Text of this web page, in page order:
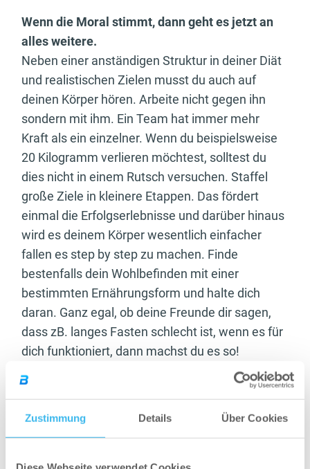
Zustimmung Details Über Cookies
Wenn die Moral stimmt, dann geht es jetzt an
alles weitere.
Neben einer anständigen Struktur in deiner Diät
und realistischen Zielen musst du auch auf
deinen Körper hören. Arbeite nicht gegen ihn
sondern mit ihm. Ein Team hat immer mehr
Kraft als ein einzelner. Wenn du beispielsweise
20 Kilogramm verlieren möchtest, solltest du
dies nicht in einem Rutsch versuchen. Staffel
große Ziele in kleinere Etappen. Das fördert
einmal die Erfolgserlebnisse und darüber hinaus
wird es deinem Körper wesentlich einfacher
fallen es step by step zu machen. Finde
bestenfalls dein Wohlbefinden mit einer
bestimmten Ernährungsform und halte dich
daran. Ganz egal, ob deine Freunde dir sagen,
dass zB. langes Fasten schlecht ist, wenn es für
dich funktioniert, dann machst du es so!